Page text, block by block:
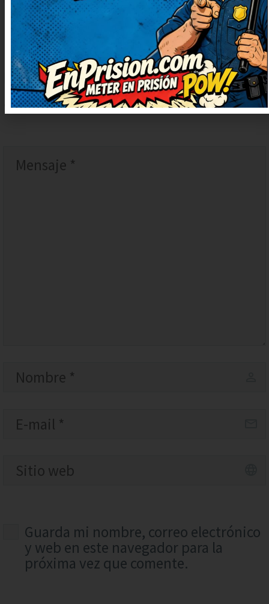
DEJARUN
COMENTARIO
Guarda mi nombre, correo electrónico
y web en este navegador para la
próxima vez que comente.